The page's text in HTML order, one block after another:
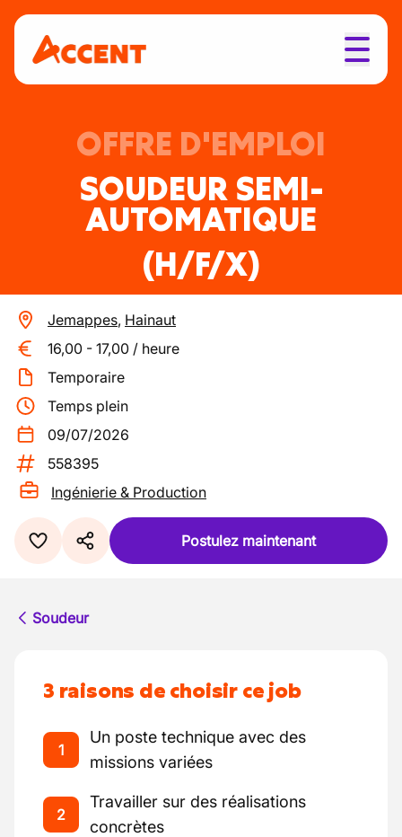
OFFRE D'EMPLOI
SOUDEUR SEMI-
AUTOMATIQUE
(H/F/X)
Jemappes, Hainaut
16,00 - 17,00 / heure
Temporaire
Temps plein
09/07/2026
558395
Ingénierie & Production
Postulez maintenant
Soudeur
3 raisons de choisir ce job
1
Un poste technique avec des
missions variées
2
Travailler sur des réalisations
concrètes